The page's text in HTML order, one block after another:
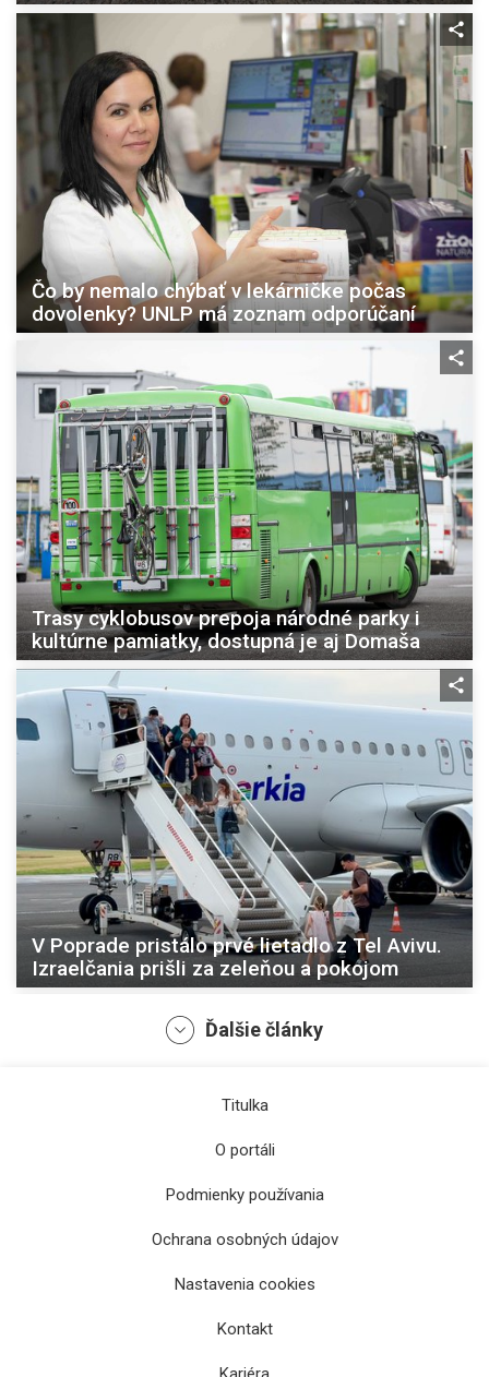
Čo by nemalo chýbať v lekárničke počas
dovolenky? UNLP má zoznam odporúčaní
Trasy cyklobusov prepoja národné parky i
kultúrne pamiatky, dostupná je aj Domaša
V Poprade pristálo prvé lietadlo z Tel Avivu.
Izraelčania prišli za zeleňou a pokojom
Prešovčania sa na kúpaliská dostanú aj
Ďalšie články
Titulka
O portáli
Podmienky používania
Ochrana osobných údajov
Nastavenia cookies
Kontakt